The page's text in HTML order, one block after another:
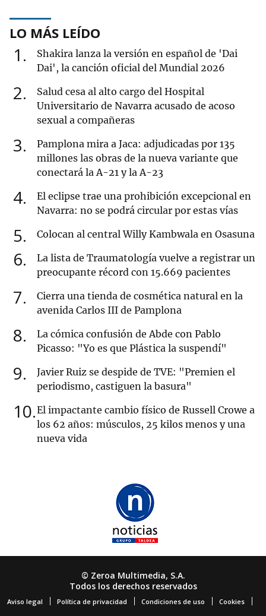
LO MÁS LEÍDO
1
Shakira lanza la versión en español de 'Dai
Dai', la canción oficial del Mundial 2026
2
Salud cesa al alto cargo del Hospital
Universitario de Navarra acusado de acoso
sexual a compañeras
3
Pamplona mira a Jaca: adjudicadas por 135
millones las obras de la nueva variante que
conectará la A-21 y la A-23
4
El eclipse trae una prohibición excepcional en
Navarra: no se podrá circular por estas vías
5 Colocan al central Willy Kambwala en Osasuna
6
La lista de Traumatología vuelve a registrar un
preocupante récord con 15.669 pacientes
7
Cierra una tienda de cosmética natural en la
avenida Carlos III de Pamplona
8
La cómica confusión de Abde con Pablo
Picasso: "Yo es que Plástica la suspendí"
9
Javier Ruiz se despide de TVE: "Premien el
periodismo, castiguen la basura"
10 El impactante cambio físico de Russell Crowe a
los 62 años: músculos, 25 kilos menos y una
nueva vida
© Zeroa Multimedia, S.A.
Todos los derechos reservados
Aviso legal Política de privacidad Condiciones de uso Cookies